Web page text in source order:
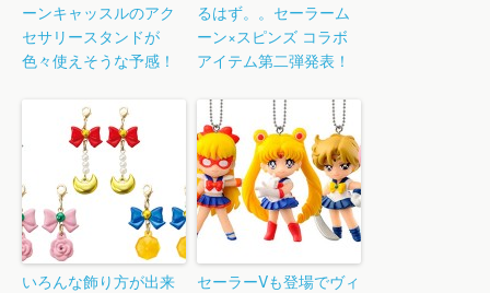
ーンキャッスルのアク
セサリースタンドが
色々使えそうな予感！
るはず。。セーラーム
ーン×スピンズ コラボ
アイテム第二弾発表！
いろんな飾り方が出来
セーラーVも登場でヴィ